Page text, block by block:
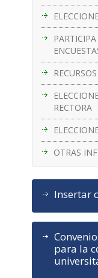
RECTORA
OTRAS
Insertar
para la